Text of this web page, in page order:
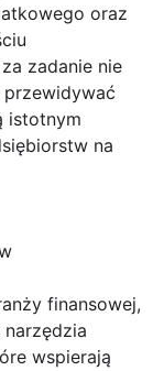
oraz
zadanie nie
przewidywać
istotnym
na
finansowej,
wspierają